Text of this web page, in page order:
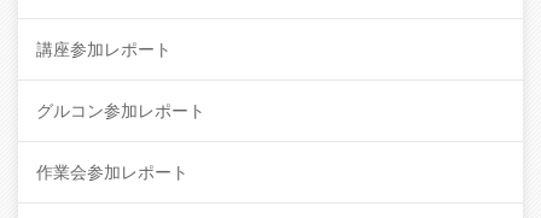
講座参加レポート
グルコン参加レポート
作業会参加レポート